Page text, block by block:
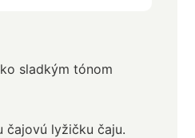
sladkým tónom
čajovú lyžičku čaju.